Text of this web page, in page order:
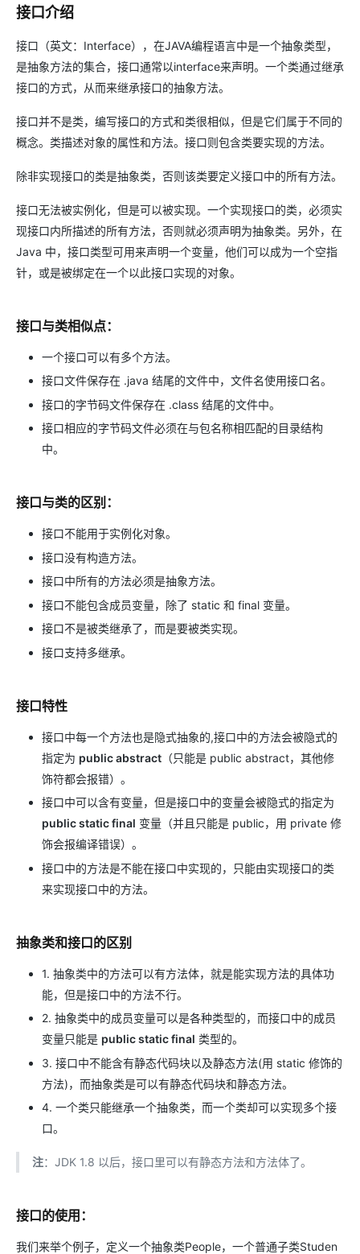
接口介绍
接口（英文：Interface），在JAVA编程语言中是一个抽象类型，
是抽象方法的集合，接口通常以interface来声明。一个类通过继承
接口的方式，从而来继承接口的抽象方法。
接口并不是类，编写接口的方式和类很相似，但是它们属于不同的
概念。类描述对象的属性和方法。接口则包含类要实现的方法。
除非实现接口的类是抽象类，否则该类要定义接口中的所有方法。
接口无法被实例化，但是可以被实现。一个实现接口的类，必须实
现接口内所描述的所有方法，否则就必须声明为抽象类。另外，在
Java 中，接口类型可用来声明一个变量，他们可以成为一个空指
针，或是被绑定在一个以此接口实现的对象。
接口与类相似点：
一个接口可以有多个方法。
接口文件保存在 .java 结尾的文件中，文件名使用接口名。
接口的字节码文件保存在 .class 结尾的文件中。
接口相应的字节码文件必须在与包名称相匹配的目录结构
中。
接口与类的区别：
接口不能用于实例化对象。
接口没有构造方法。
接口中所有的方法必须是抽象方法。
接口不能包含成员变量，除了 static 和 final 变量。
接口不是被类继承了，而是要被类实现。
接口支持多继承。
接口特性
接口中每一个方法也是隐式抽象的,接口中的方法会被隐式的
指定为 public abstract （只能是 public abstract，其他修
饰符都会报错）。
接口中可以含有变量，但是接口中的变量会被隐式的指定为
public static final 变量（并且只能是 public，用 private 修
饰会报编译错误）。
接口中的方法是不能在接口中实现的，只能由实现接口的类
来实现接口中的方法。
抽象类和接口的区别
1. 抽象类中的方法可以有方法体，就是能实现方法的具体功
能，但是接口中的方法不行。
2. 抽象类中的成员变量可以是各种类型的，而接口中的成员
变量只能是 public static final 类型的。
3. 接口中不能含有静态代码块以及静态方法(用 static 修饰的
方法)，而抽象类是可以有静态代码块和静态方法。
4. 一个类只能继承一个抽象类，而一个类却可以实现多个接
口。
注：JDK 1.8 以后，接口里可以有静态方法和方法体了。
接口的使用：
我们来举个例子，定义一个抽象类People，一个普通子类Studen